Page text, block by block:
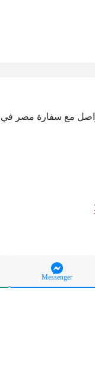
مع سفارة مصر
Messenger